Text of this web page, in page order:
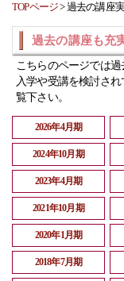
TOPページ>過去の講座
過去の講座も充
こちらのページでは
入学や受講を検討さ
覧下さい。
2026年4月期
2024年10月期
2023年4月期
2021年10月期
2020年1月期
2018年7月期